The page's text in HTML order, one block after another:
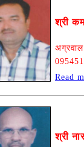
श्री
Read
श्री